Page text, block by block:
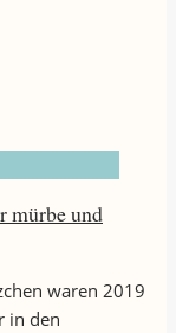
mürbe und
waren 2019
in den